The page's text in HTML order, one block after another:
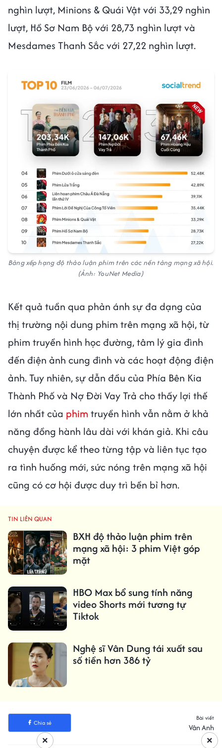
nghìn lượt, Minions & Quái Vật với 33,29 nghìn
lượt, Hồ Sơ Nam Bộ với 28,73 nghìn lượt và
Mesdames Thanh Sắc với 27,22 nghìn lượt.
Bảng xếp hạng độ thảo luận phim trên các nền tảng mạng xã hội.
(Ảnh: YouNet Media)
Kết quả tuần qua phản ánh sự đa dạng của
thị trường nội dung phim trên mạng xã hội, từ
phim truyền hình học đường, tâm lý gia đình
đến điện ảnh cung đình và các hoạt động điện
ảnh. Tuy nhiên, sự dẫn đầu của Phía Bên Kia
Thành Phố và Nợ Đời Vay Trả cho thấy lợi thế
lớn nhất của phim truyền hình vẫn nằm ở khả
năng đồng hành lâu dài với khán giả. Khi câu
chuyện được kể theo từng tập và liên tục tạo
ra tình huống mới, sức nóng trên mạng xã hội
cũng có cơ hội được duy trì bền bỉ hơn.
TIN LIÊN QUAN
BXH độ thảo luận phim trên
mạng xã hội: 3 phim Việt góp
mặt
HBO Max bổ sung tính năng
video Shorts mới tương tự
Tiktok
Nghệ sĩ Vân Dung tái xuất sau
số tiền hơn 386 tỷ
Chia sẻ
Bài viết
Vân Anh
×
×